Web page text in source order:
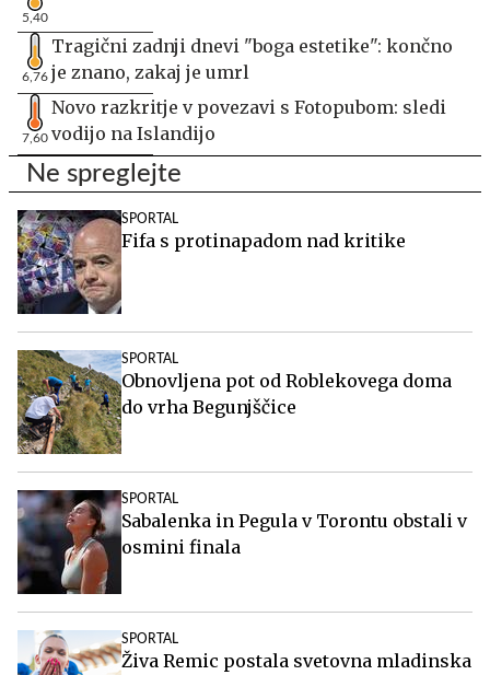
5,40
6,76
Tragični zadnji dnevi "boga estetike": končno
je znano, zakaj je umrl
7,60
Novo razkritje v povezavi s Fotopubom: sledi
vodijo na Islandijo
Ne spreglejte
SPORTAL
Fifa s protinapadom nad kritike
SPORTAL
Obnovljena pot od Roblekovega doma
do vrha Begunjščice
SPORTAL
Sabalenka in Pegula v Torontu obstali v
osmini finala
SPORTAL
Živa Remic postala svetovna mladinska